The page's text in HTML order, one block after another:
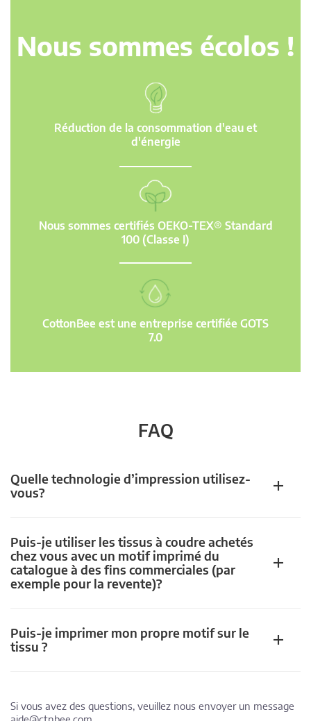
Nous sommes écolos !
Réduction de la consommation d'eau et
d'énergie
Nous sommes certifiés OEKO-TEX® Standard
100 (Classe I)
CottonBee est une entreprise certifiée GOTS
7.0
FAQ
Quelle technologie d’impression utilisez-
vous?
Puis-je utiliser les tissus à coudre achetés
chez vous avec un motif imprimé du
catalogue à des fins commerciales (par
exemple pour la revente)?
Puis-je imprimer mon propre motif sur le
tissu ?
Si vous avez des questions, veuillez nous envoyer un message